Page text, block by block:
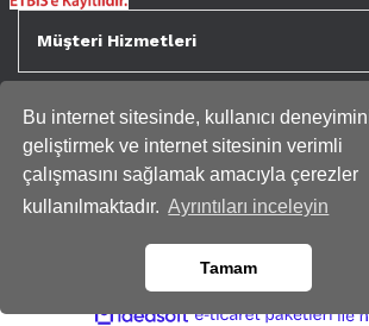
Bu internet sitesinde, kullanıcı
geliştirmek ve internet sitesinin verimli
çalışmasını sağlamak amacıyla çerezler
kullanılmaktadır. Ayrıntıları inceleyin
Tamam
Müşteri Hizmetleri
Tüm kredi kartı bilgileriniz 256bit SSL Sertifikası
Genispencere.com Tüm Hakları Saklıdır.
ideasoft e-